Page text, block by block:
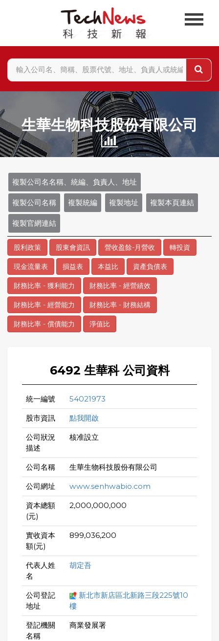
生華生物科技股份有限公司
複製公司名名稱、統編、負責人、地址
複製公司名稱 複製統編 複製地址 複製本頁連結
複製官網連結
股利政策 股東會資訊 營收盈餘-月營收 轉投資
現金流量表 損益表 本益比 資產負債表
財務比率 - 獲利能力 財務比率 - 經營績效
財務比率 - 經營能力 財務比率 - 財務結構
財務比率 - 償債能力 淨值比
6492 生華科 公司資料
統一編號 54021973
股市資訊 點我開啟
公司狀況
描述
核准設立
公司名稱 生華生物科技股份有限公司
公司網址 www.senhwabio.com
資本總額
(元)
2,000,000,000
實收資本
額(元)
899,036,200
代表人姓
名
胡定吾
公司登記
地址
新北市新店區北新路三段225號10
樓
登記機關
名稱
商業發展署